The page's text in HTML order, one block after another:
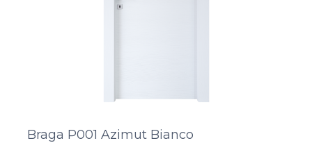
Braga P001 Azimut Bianco